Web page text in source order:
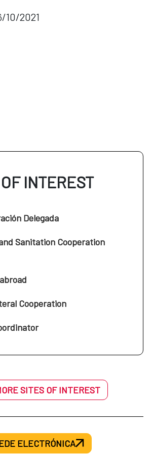
10/2021
INTEREST
Delegada
Sanitation Cooperation
Cooperation
SITES OF INTEREST
ELECTRÓNICA